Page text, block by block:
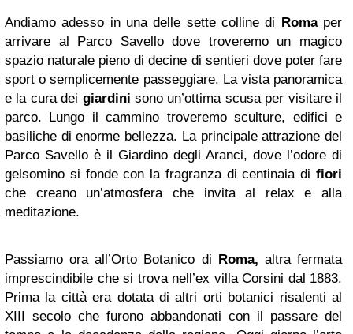
Andiamo adesso in una delle sette colline di Romaper
arrivare al Parco Savello dove troveremo un magico
spazio naturale pieno di decine di sentieri dove poter fare
sport o semplicemente passeggiare. La vista panoramica
e la cura dei giardini sono un’ottima scusa per visitare il
parco. Lungo il cammino troveremo sculture, edifici e
basiliche di enorme bellezza. La principale attrazione del
Parco Savello è il Giardino degli Aranci, dove l’odore di
gelsomino si fonde con la fragranza di centinaia di fiori
che creano un’atmosfera che invita al relax e alla
meditazione.
Passiamo ora all’Orto Botanico di Roma, altra fermata
imprescindibile che si trova nell’ex villa Corsini dal 1883.
Prima la città era dotata di altri orti botanici risalenti al
XIII secolo che furono abbandonati con il passare del